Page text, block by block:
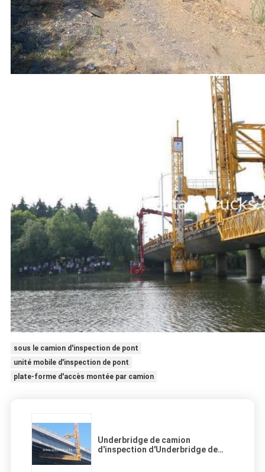
sous le camion d'inspection de pont
unité mobile d'inspection de pont
plate-forme d'accès montée par camion
Underbridge de camion
d'inspection d'Underbridge de